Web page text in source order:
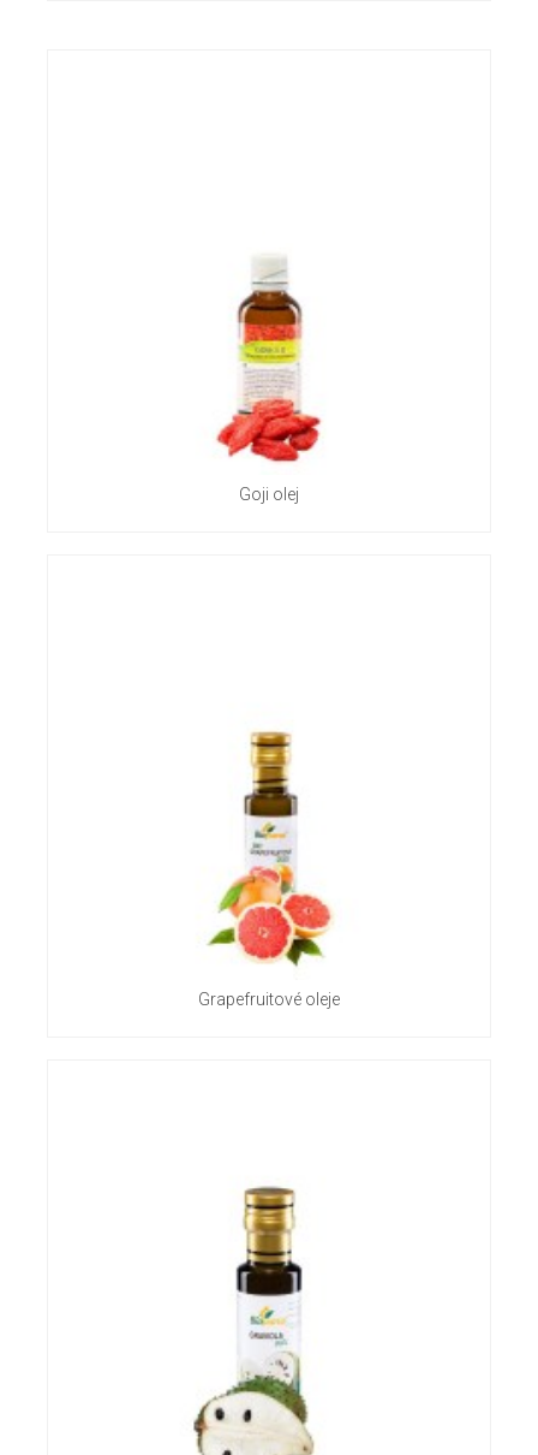
Goji olej
Grapefruitové oleje